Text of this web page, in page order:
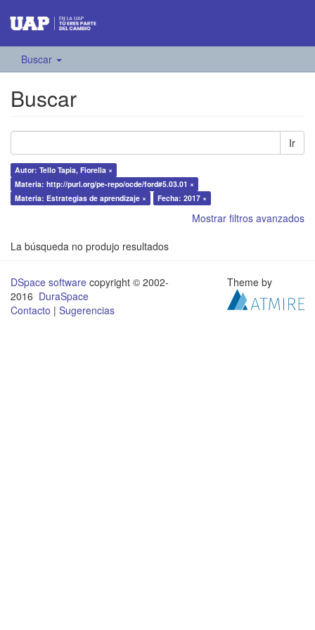
Buscar
Buscar
Ir
Autor: Tello Tapia, Fiorella ×
Materia: http://purl.org/pe-repo/ocde/ford#5.03.01 ×
Materia: Estrategias de aprendizaje ×
Fecha: 2017 ×
Mostrar filtros avanzados
La búsqueda no produjo resultados
DSpace software copyright © 2002-
2016 DuraSpace
Contacto | Sugerencias
Theme by